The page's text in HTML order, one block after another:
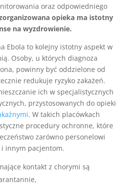
oraz odpowiedniego
opieka ma istotny
na wyzdrowienie.
Ebola to kolejny istotny aspekt w
Osoby, u których diagnoza
powinny być oddzielone od
redukuje ryzyko zakażeń.
ich w specjalistycznych
przystosowanych do opieki
. W takich placówkach
procedury ochronne, które
zarówno personelowi
innym pacjentom.
kontakt z chorymi są